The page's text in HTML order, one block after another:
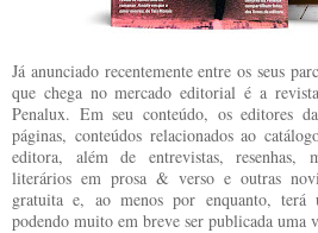
Já anunciado recentemente entre os seus
que chega no mercado editorial é a
Penalux. Em seu conteúdo, os editores
páginas, conteúdos relacionados ao
editora, além de entrevistas, resenhas,
literários em prosa & verso e outras
gratuita e, ao menos por enquanto, terá
podendo muito em breve ser publicada uma